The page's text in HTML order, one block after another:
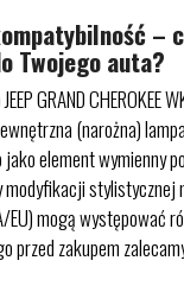
–
Twojego auta?
GRAND CHEROKEE
(narożna)
element wymienny
stylistycznej
EU) mogą występować
przed zakupem